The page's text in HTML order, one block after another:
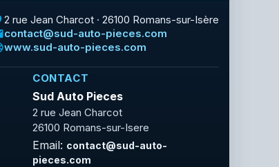
2 rue Jean Charcot · 26100 Romans-sur-Isère
contact@sud-auto-pieces.com
www.sud-auto-pieces.com
CONTACT
Sud Auto Pieces
2 rue Jean Charcot
26100 Romans-sur-Isere
Email: contact@sud-auto-
pieces.com